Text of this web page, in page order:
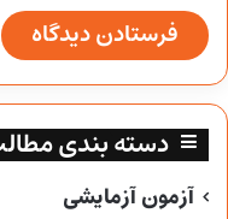
دسته بندی
آزمون آزمایشی